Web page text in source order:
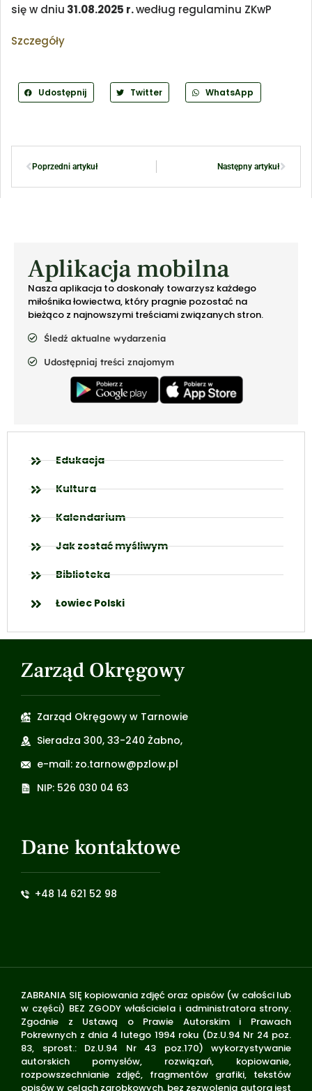
się w dniu 31.08.2025 r.według regulaminu ZKwP
Szczegóły
Udostępnij Twitter WhatsApp
Poprzedni artykuł Następny artykuł
Aplikacja mobilna
Nasza aplikacja to doskonały towarzysz każdego
miłośnika łowiectwa, który pragnie pozostać na
bieżąco z najnowszymi treściami związanych stron.
Śledź aktualne wydarzenia
Udostępniaj treści znajomym
Edukacja
Kultura
Kalendarium
Jak zostać myśliwym
Biblioteka
Łowiec Polski
Zarząd Okręgowy
Zarząd Okręgowy w Tarnowie
Sieradza 300, 33-240 Żabno,
e-mail: zo.tarnow@pzlow.pl
NIP: 526 030 04 63
Dane kontaktowe
+48 14 621 52 98
ZABRANIA SIĘ kopiowania zdjęć oraz opisów (w całości lub
w części) BEZ ZGODY właściciela i administratora strony.
Zgodnie z Ustawą o Prawie Autorskim i Prawach
Pokrewnych z dnia 4 lutego 1994 roku (Dz.U.94 Nr 24 poz.
83, sprost.: Dz.U.94 Nr 43 poz.170) wykorzystywanie
autorskich pomysłów, rozwiązań, kopiowanie,
rozpowszechnianie zdjęć, fragmentów grafiki, tekstów
opisów w celach zarobkowych, bez zezwolenia autora jest